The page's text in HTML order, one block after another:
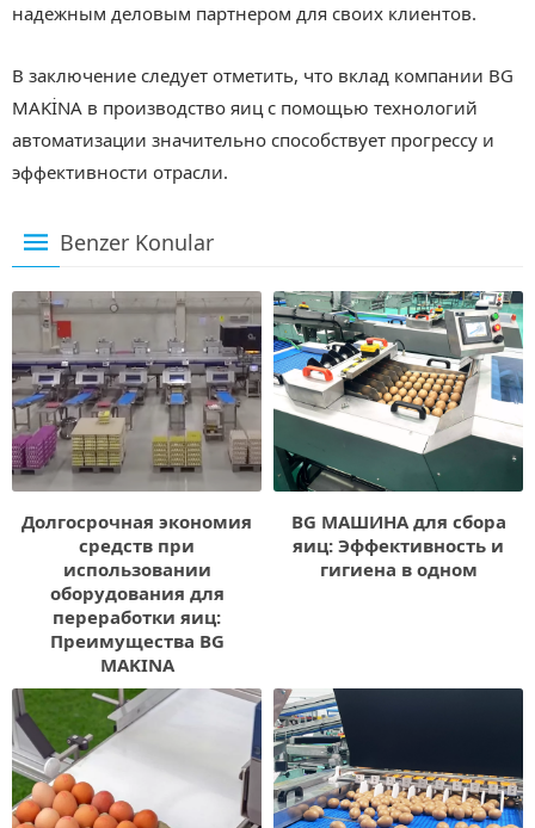
надежным деловым партнером для своих клиентов.
В заключение следует отметить, что вклад компании BG
MAKİNA в производство яиц с помощью технологий
автоматизации значительно способствует прогрессу и
эффективности отрасли.
Benzer Konular
Долгосрочная экономия
средств при
использовании
оборудования для
переработки яиц:
Преимущества BG
MAKINA
BG МАШИНА для сбора
яиц: Эффективность и
гигиена в одном